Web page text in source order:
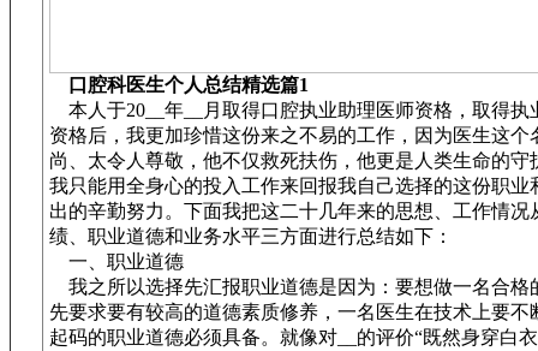
口腔科医生个人总结精选篇1
本人于20__年__月取得口腔执业助理医师资格，取得执
资格后，我更加珍惜这份来之不易的工作，因为医生这个
尚、太令人尊敬，他不仅救死扶伤，他更是人类生命的守
我只能用全身心的投入工作来回报我自己选择的这份职业
出的辛勤努力。下面我把这二十几年来的思想、工作情况
绩、职业道德和业务水平三方面进行总结如下：
一、职业道德
我之所以选择先汇报职业道德是因为：要想做一名合格
先要求要有较高的道德素质修养，一名医生在技术上要不
起码的职业道德必须具备。就像对__的评价“既然身穿白